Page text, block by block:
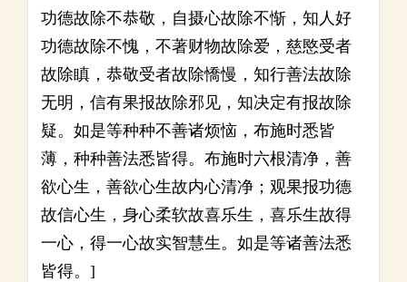
功德故除不恭敬，自摄心故除不惭，知人好
功德故除不愧，不著财物故除爱，慈愍受者
故除瞋，恭敬受者故除憍慢，知行善法故除
无明，信有果报故除邪见，知决定有报故除
疑。如是等种种不善诸烦恼，布施时悉皆
薄，种种善法悉皆得。布施时六根清净，善
欲心生，善欲心生故内心清净；观果报功德
故信心生，身心柔软故喜乐生，喜乐生故得
一心，得一心故实智慧生。如是等诸善法悉
皆得。]